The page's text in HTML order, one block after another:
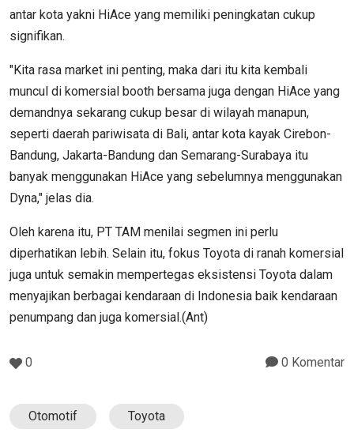
antar kota yakni HiAce yang memiliki peningkatan cukup
signifikan.
"Kita rasa market ini penting, maka dari itu kita kembali
muncul di komersial booth bersama juga dengan HiAce yang
demandnya sekarang cukup besar di wilayah manapun,
seperti daerah pariwisata di Bali, antar kota kayak Cirebon-
Bandung, Jakarta-Bandung dan Semarang-Surabaya itu
banyak menggunakan HiAce yang sebelumnya menggunakan
Dyna," jelas dia.
Oleh karena itu, PT TAM menilai segmen ini perlu
diperhatikan lebih. Selain itu, fokus Toyota di ranah komersial
juga untuk semakin mempertegas eksistensi Toyota dalam
menyajikan berbagai kendaraan di Indonesia baik kendaraan
penumpang dan juga komersial.(Ant)
0 0 Komentar
Otomotif Toyota